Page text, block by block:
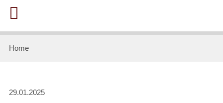
Home
29.01.2025